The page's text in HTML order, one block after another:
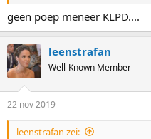
6.37,50 van Jan Szymański
2017/2018 in oktober 2017)
geen poep meneer KLPD....
leenstrafan
Well-Known Member
22 nov 2019
leenstrafan zei: